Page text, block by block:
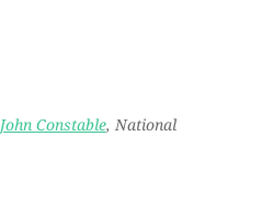
John Constable, National